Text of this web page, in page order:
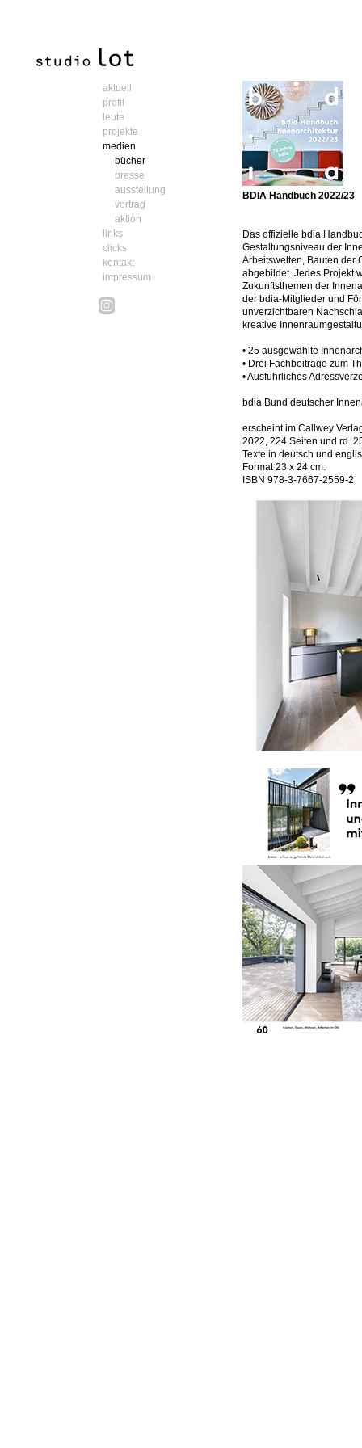
aktuell
profil
leute
projekte
medien
bücher
presse
ausstellung
vortrag
aktion
links
clicks
kontakt
impressum
BDIA Handbuch 2022/23
Das offizielle bdia
Gestaltungsniveau der
Arbeitswelten, Bauten der
abgebildet. Jedes Projekt
Zukunftsthemen der
der bdia-Mitglieder und
unverzichtbaren
kreative
• 25 ausgewählte
• Drei Fachbeiträge zum
• Ausführliches
bdia Bund deutscher
erscheint im Callwey
2022, 224 Seiten und rd.
Texte in deutsch und
Format 23 x 24 cm.
ISBN 978-3-7667-2559-2